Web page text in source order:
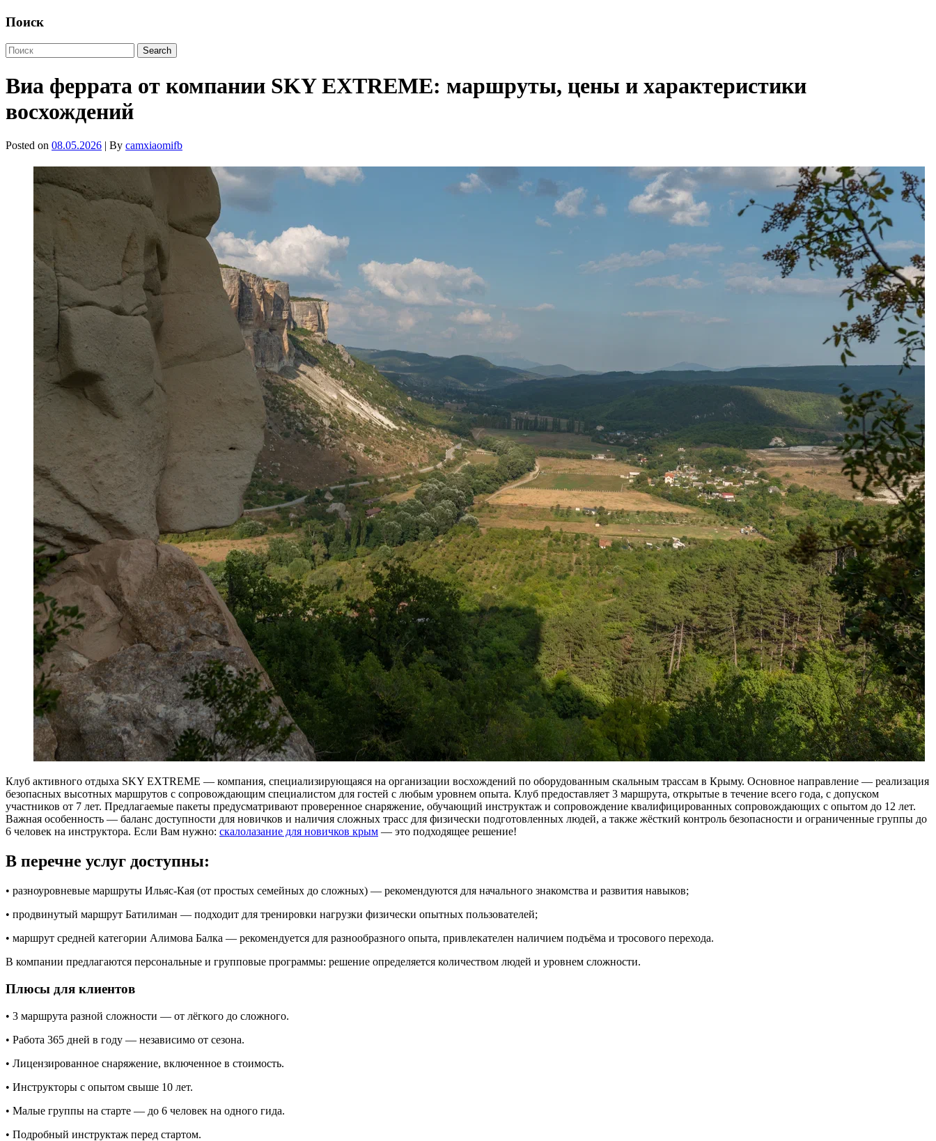
Поиск
Виа феррата от компании SKY EXTREME: маршруты, цены и характеристики
восхождений
Posted on 08.05.2026 | By camxiaomifb
Клуб активного отдыха SKY EXTREME — компания, специализирующаяся на организации восхождений по оборудованным скальным трассам в Крыму. Основное направление — реализация
безопасных высотных маршрутов с сопровождающим специалистом для гостей с любым уровнем опыта. Клуб предоставляет 3 маршрута, открытые в течение всего года, с допуском
участников от 7 лет. Предлагаемые пакеты предусматривают проверенное снаряжение, обучающий инструктаж и сопровождение квалифицированных сопровождающих с опытом до 12 лет.
Важная особенность — баланс доступности для новичков и наличия сложных трасс для физически подготовленных людей, а также жёсткий контроль безопасности и ограниченные группы до
6 человек на инструктора. Если Вам нужно: скалолазание для новичков крым — это подходящее решение!
В перечне услуг доступны:
• разноуровневые маршруты Ильяс-Кая (от простых семейных до сложных) — рекомендуются для начального знакомства и развития навыков;
• продвинутый маршрут Батилиман — подходит для тренировки нагрузки физически опытных пользователей;
• маршрут средней категории Алимова Балка — рекомендуется для разнообразного опыта, привлекателен наличием подъёма и тросового перехода.
В компании предлагаются персональные и групповые программы: решение определяется количеством людей и уровнем сложности.
Плюсы для клиентов
• 3 маршрута разной сложности — от лёгкого до сложного.
• Работа 365 дней в году — независимо от сезона.
• Лицензированное снаряжение, включенное в стоимость.
• Инструкторы с опытом свыше 10 лет.
• Малые группы на старте — до 6 человек на одного гида.
• Подробный инструктаж перед стартом.